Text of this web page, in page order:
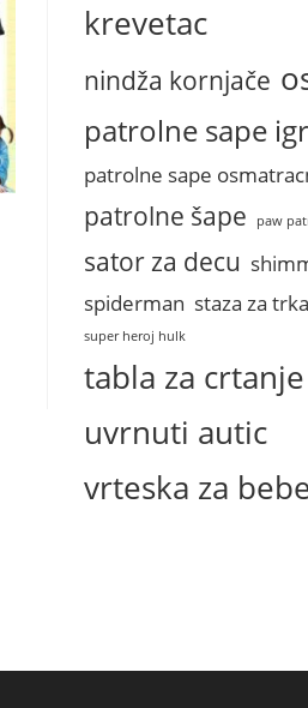
krevetac
nindža kornjače
patrolne sape
patrolne sape
patrolne šape paw
sator za decu
spiderman staza za
super heroj hulk
tabla za
uvrnuti autic
vrteska za